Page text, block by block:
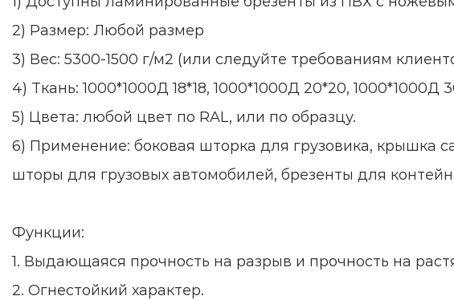
2) Размер: Любой размер
3) Вес: 5300-1500 г/м2 (или следуйте требованиям
4) Ткань: 1000*1000Д 18*18, 1000*1000Д 20*20, 1000*1000Д
5) Цвета: любой цвет по RAL, или по образцу.
6) Применение: боковая шторка для грузовика, крышка
шторы для грузовых автомобилей, брезенты для
Функции:
1. Выдающаяся прочность на разрыв и прочность на
2. Огнестойкий характер.